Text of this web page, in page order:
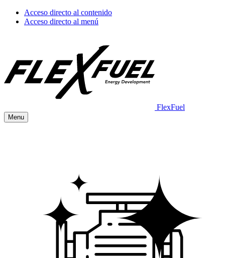
Acceso directo al contenido
Acceso directo al menú
FlexFuel
Menu